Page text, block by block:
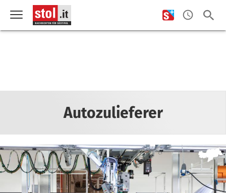
Autozulieferer